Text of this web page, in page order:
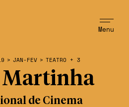
Menu
> JAN-FEV > TEATRO + 3
Martinha
de Cinema